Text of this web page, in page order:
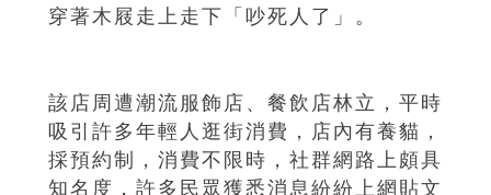
穿著木屐走上走下「吵死人了」。
該店周遭潮流服飾店、餐飲店林立，平時
吸引許多年輕人逛街消費，店內有養貓，
採預約制，消費不限時，社群網路上頗具
知名度，許多民眾獲悉消息紛紛上網貼文